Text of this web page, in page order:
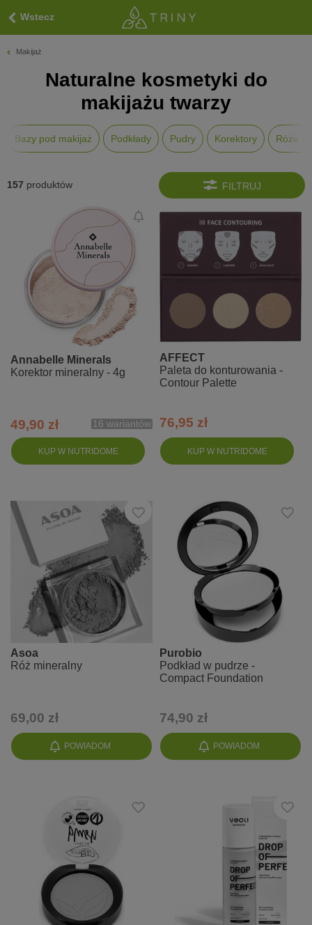
Wstecz
Makijaż
Naturalne kosmetyki do
makijażu twarzy
Bazy pod makijaż Podkłady Pudry Korektory Róże
FILTRUJ
157 produktów
KUP W NUTRIDOME
Annabelle Minerals
Korektor mineralny - 4g
49,90 zł 16 wariantów
KUP W NUTRIDOME
AFFECT
Paleta do konturowania -
Contour Palette
76,95 zł
POWIADOM
Asoa
Róż mineralny
69,00 zł
POWIADOM
Purobio
Podkład w pudrze -
Compact Foundation
74,90 zł